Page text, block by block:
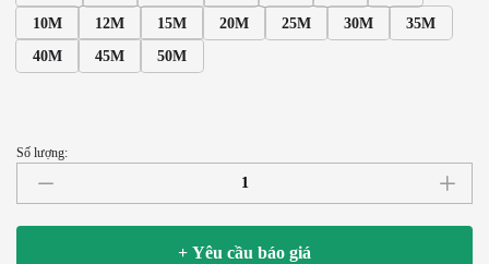
10M
12M 15M 20M 25M 30M
35M
40M
45M 50M
Cáp
Số lượng:
+ Yêu cầu báo giá